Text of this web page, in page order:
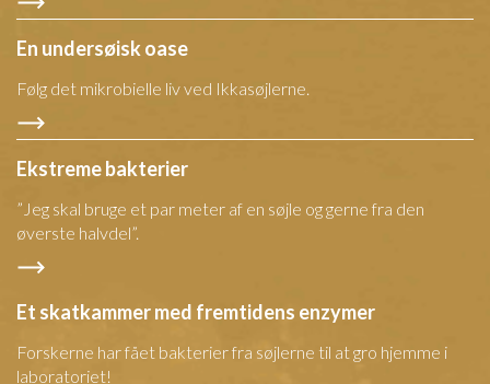
En undersøisk oase
Følg det mikrobielle liv ved Ikkasøjlerne.
Ekstreme bakterier
”Jeg skal bruge et par meter af en søjle og gerne fra den
øverste halvdel”.
Et skatkammer med fremtidens enzymer
Forskerne har fået bakterier fra søjlerne til at gro hjemme i
laboratoriet!